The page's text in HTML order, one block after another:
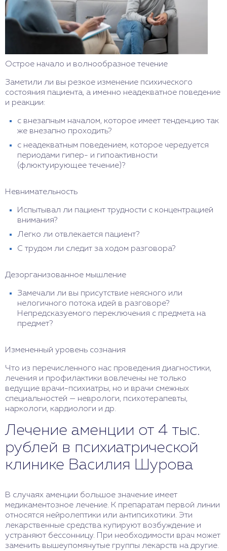
Острое начало и волнообразное течение
Заметили ли вы резкое изменение психического
состояния пациента, а именно неадекватное поведение
и реакции:
с внезапным началом, которое имеет тенденцию так
же внезапно проходить?
с неадекватным поведением, которое чередуется
периодами гипер- и гипоактивности
(флюктуирующее течение)?
Невнимательность
Испытывал ли пациент трудности с концентрацией
внимания?
Легко ли отвлекается пациент?
С трудом ли следит за ходом разговора?
Дезорганизованное мышление
Замечали ли вы присутствие неясного или
нелогичного потока идей в разговоре?
Непредсказуемого переключения с предмета на
предмет?
Измененный уровень сознания
Что из перечисленного нас проведения диагностики,
лечения и профилактики вовлечены не только
ведущие врачи-психиатры, но и врачи смежных
специальностей — неврологи, психотерапевты,
наркологи, кардиологи и др.
Лечение аменции от 4 тыс.
рублей в психиатрической
клинике Василия Шурова
В случаях аменции большое значение имеет
медикаментозное лечение. К препаратам первой линии
относятся нейролептики или антипсихотики. Эти
лекарственные средства купируют возбуждение и
устраняют бессонницу. При необходимости врач может
заменить вышеупомянутые группы лекарств на другие.